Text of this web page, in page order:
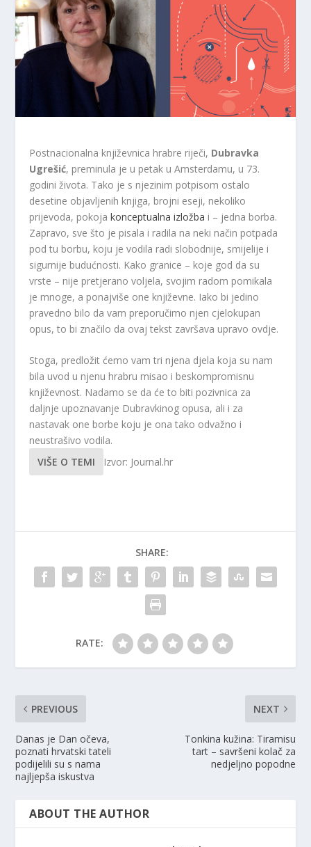
Postnacionalna književnica hrabre riječi, Dubravka
Ugrešić, preminula je u petak u Amsterdamu, u 73.
godini života. Tako je s njezinim potpisom ostalo
desetine objavljenih knjiga, brojni eseji, nekoliko
prijevoda, pokojakonceptualna izložba i – jedna borba.
Zapravo, sve što je pisala i radila na neki način potpada
pod tu borbu, koju je vodila radi slobodnije, smijelije i
sigurnije budućnosti. Kako granice – koje god da su
vrste – nije pretjerano voljela, svojim radom pomikala
je mnoge, a ponajviše one književne. Iako bi jedino
pravedno bilo da vam preporučimo njen cjelokupan
opus, to bi značilo da ovaj tekst završava upravo ovdje.
Stoga, predložit ćemo vam tri njena djela koja su nam
bila uvod u njenu hrabru misao i beskompromisnu
književnost. Nadamo se da će to biti pozivnica za
daljnje upoznavanje Dubravkinog opusa, ali i za
nastavak one borbe koju je ona tako odvažno i
neustrašivo vodila.
VIŠE O TEMI
Izvor: Journal.hr
SHARE:
RATE:
PREVIOUS
Danas je Dan očeva,
poznati hrvatski tateli
podijelili su s nama
najljepša iskustva
NEXT
Tonkina kužina: Tiramisu
tart – savršeni kolač za
nedjeljno popodne
ABOUT THE AUTHOR